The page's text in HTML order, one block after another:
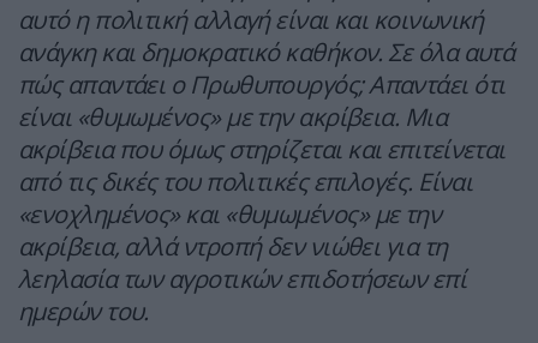
αυτό η πολιτική αλλαγή είναι και κοινωνική
ανάγκη και δημοκρατικό καθήκον. Σε όλα αυτά
πώς απαντάει ο Πρωθυπουργός; Απαντάει ότι
είναι «θυμωμένος» με την ακρίβεια. Μια
ακρίβεια που όμως στηρίζεται και επιτείνεται
από τις δικές του πολιτικές επιλογές. Είναι
«ενοχλημένος» και «θυμωμένος» με την
ακρίβεια, αλλά ντροπή δεν νιώθει για τη
λεηλασία των αγροτικών επιδοτήσεων επί
ημερών του.